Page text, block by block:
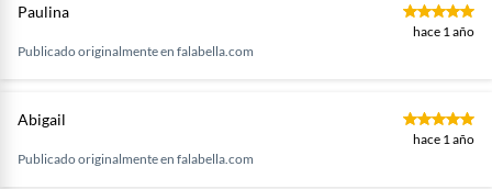
Paulina
hace 1 año
Publicado originalmente en falabella.com
Abigail
hace 1 año
Publicado originalmente en falabella.com